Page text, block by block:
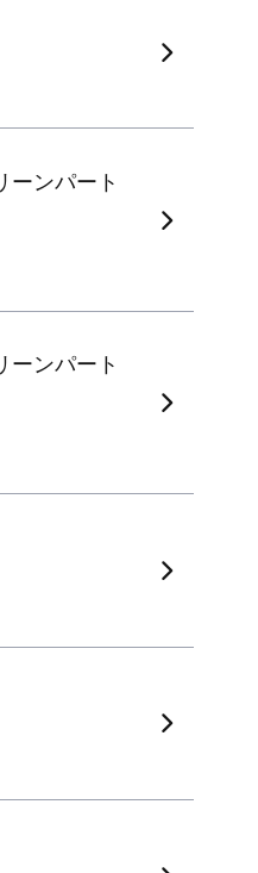
ーンパート
ーンパート